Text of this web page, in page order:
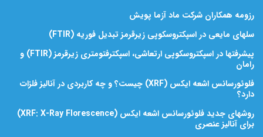
رزومه همکاران شرکت ماد آزما پویش
سلهای مایعی در اسپکتروسکوپی زیرقرمز تبدیل فوریه (FTIR)
پیشرفتها در اسپکتروسکوپی ارتعاشی، اسپکترفتومتری زیرقرمز (FTIR) و
رامان
فلوئورسانس اشعه ایکس (XRF) چیست؟ و چه کاربردی در آنالیز فلزات
دارد؟
روشهای جدید فلوئورسانس اشعه ایکس (XRF: X-Ray Florescence)
برای آنالیز عنصری